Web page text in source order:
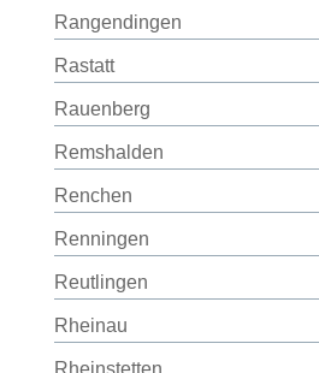
Rangendingen
Rastatt
Rauenberg
Remshalden
Renchen
Renningen
Reutlingen
Rheinau
Rheinstetten